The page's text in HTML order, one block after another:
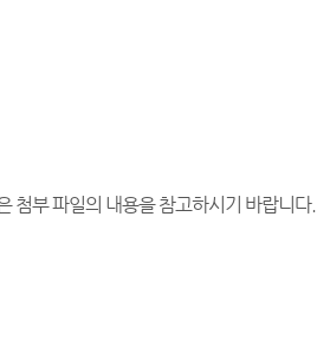
첨부 파일의 내용을 참고하시기 바랍니다.